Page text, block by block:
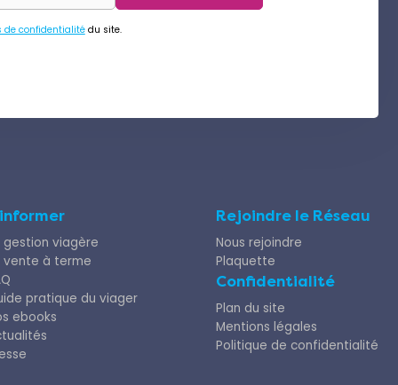
de confidentialitédu site.
gestion viagère
vente à terme
pratique du viager
ebooks
Rejoindre le Réseau
Nous rejoindre
Plaquette
Confidentialité
Plan du site
Mentions légales
Politique de confidentialité